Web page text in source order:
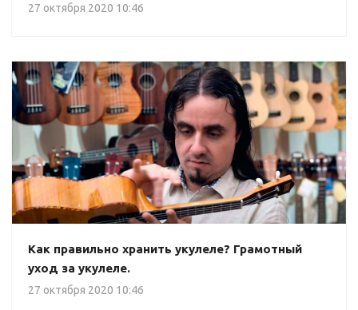
27 октября 2020 10:46
Как правильно хранить укулеле? Грамотный
уход за укулеле.
27 октября 2020 10:46